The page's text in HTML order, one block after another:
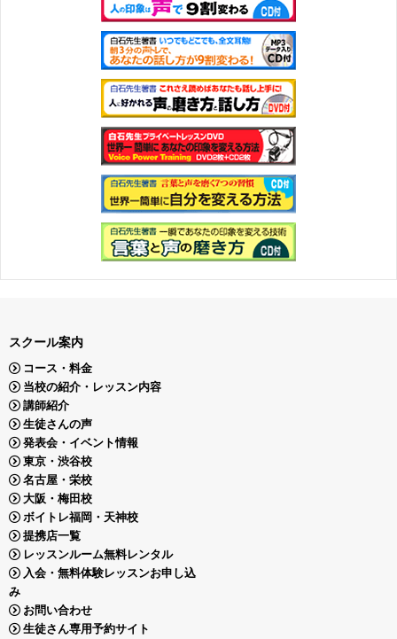
スクール案内
コース・料金
当校の紹介・レッスン内容
講師紹介
生徒さんの声
発表会・イベント情報
東京・渋谷校
名古屋・栄校
大阪・梅田校
ボイトレ福岡・天神校
提携店一覧
レッスンルーム無料レンタル
入会・無料体験レッスンお申し込
み
お問い合わせ
生徒さん専用予約サイト